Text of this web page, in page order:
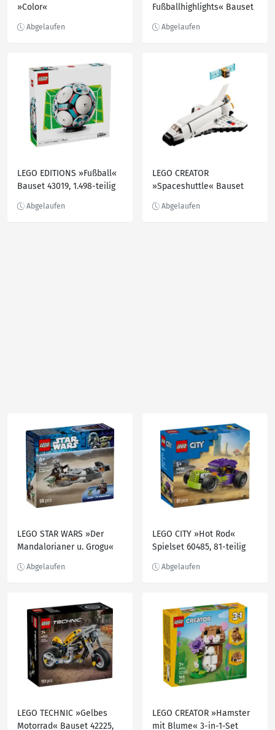
»Color«
Fußballhighlights« Bauset
LEGO EDITIONS »Fußball«
Bauset 43019, 1.498-teilig
LEGO CREATOR
»Spaceshuttle« Bauset
LEGO STAR WARS »Der
Mandalorianer u. Grogu«
58-teilig
LEGO CITY »Hot Rod«
Spielset 60485, 81-teilig
LEGO TECHNIC »Gelbes
Motorrad« Bauset 42225,
LEGO CREATOR »Hamster
mit Blume« 3-in-1-Set